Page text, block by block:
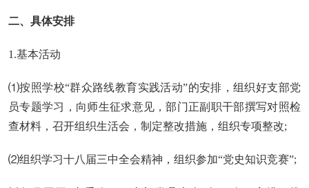
二、具体安排
1.基本活动
⑴按照学校“群众路线教育实践活动”的安排，组织好支部党
员专题学习，向师生征求意见，部门正副职干部撰写对照检
查材料，召开组织生活会，制定整改措施，组织专项整改;
⑵组织学习十八届三中全会精神，组织参加“党史知识竞赛”;